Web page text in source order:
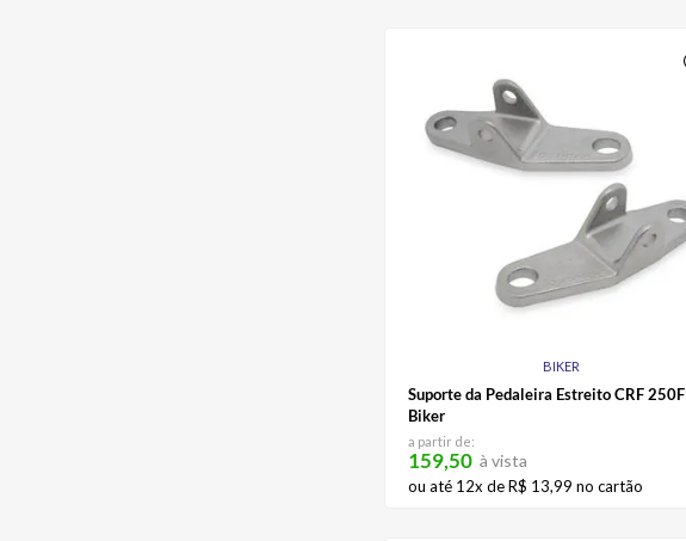
BIKER
Suporte da Pedaleira Estreito CRF 250F
Biker
a partir de:
159,50 à vista
ou até 12x deR$ 13,99 no cartão